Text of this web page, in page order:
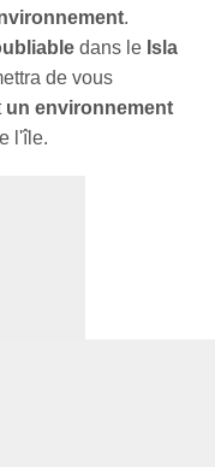
.
dans le Isla
de vous
un environnement
l'île.